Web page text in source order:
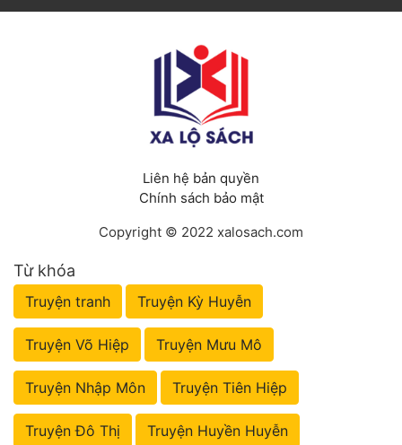
Xuyên Không
Xuyên Nhanh
Xuyên Sách
Xuyên Thư
Điền Văn
Liên hệ bản quyền
Chính sách bảo mật
Copyright © 2022 xalosach.com
Từ khóa
Truyện tranh Truyện Kỳ Huyễn
Truyện Võ Hiệp Truyện Mưu Mô
Truyện Nhập Môn Truyện Tiên Hiệp
Truyện Đô Thị Truyện Huyền Huyễn